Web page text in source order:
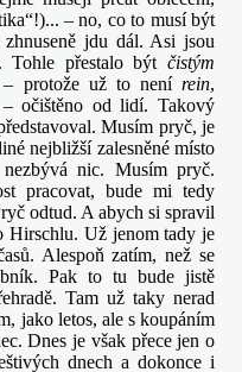
– no, co to musí být
jdu dál. Asi jsou
přestalo být čistým
– protože už to nenírein,
očištěno od lidí. Takový
Musím pryč, je
nejbližší zalesněné místo
nic. Musím pryč.
pracovat, bude mi tedy
odtud. A abych si spravil
Hirschlu. Už jenom tady je
Alespoň zatím, než se
Pak to tu bude jistě
Tam už taky nerad
jako letos, ale s koupáním
Dnes je však přece jen o
dnech a dokonce i